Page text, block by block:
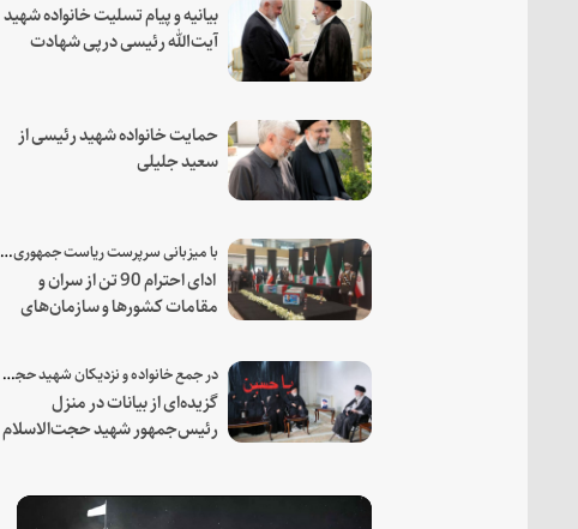
بیانیه و پیام تسلیت خانواده شهید
آیت‌الله رئیسی درپی شهادت
حمایت خانواده شهید رئیسی از
سعید جلیلی
با میزبانی سرپرست ریاست جمهوری صورت گرفت؛
ادای احترام 90 تن از سران و
مقامات کشورها و سازمان‌های
در جمع خانواده و نزدیکان شهید حجت‌الاسلام‌والمسلمین رئیسی:
گزیده‌ای از بیانات در منزل
رئیس‌جمهور شهید حجت‌الاسلام